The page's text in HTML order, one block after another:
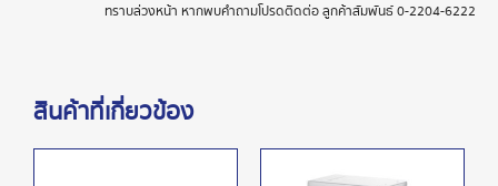
ทราบล่วงหน้า หากพบคำถามโปรดติดต่อ ลูกค้าสัมพันธ์0-2204-6222
สินค้าที่เกี่ยวข้อง